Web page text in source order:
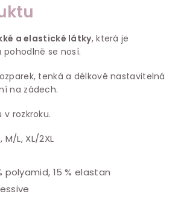
a elastické látky, která je
pohodlně se nosí.
tenká a délkově nastavitelná
na zádech.
rozkroku.
M/L, XL/2XL
polyamid, 15 % elastan